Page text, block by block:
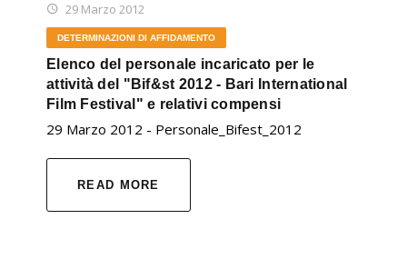
29 Marzo 2012
DETERMINAZIONI DI AFFIDAMENTO
Elenco del personale incaricato per le
attività del "Bif&st 2012 - Bari International
Film Festival" e relativi compensi
29 Marzo 2012 - Personale_Bifest_2012
READ MORE